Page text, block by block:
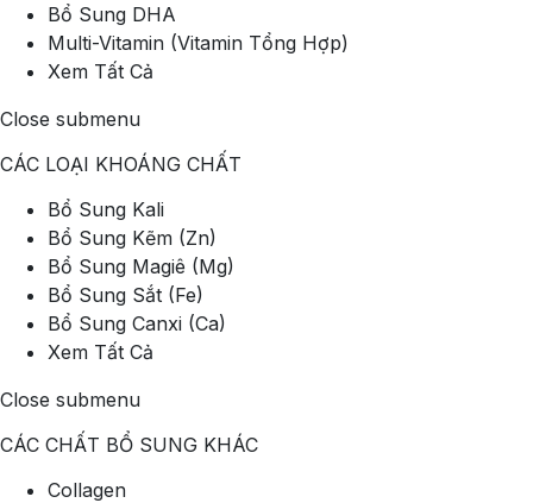
Bổ Sung DHA
Multi-Vitamin (Vitamin Tổng Hợp)
Xem Tất Cả
Close submenu
CÁC LOẠI KHOÁNG CHẤT
Bổ Sung Kali
Bổ Sung Kẽm (Zn)
Bổ Sung Magiê (Mg)
Bổ Sung Sắt (Fe)
Bổ Sung Canxi (Ca)
Xem Tất Cả
Close submenu
CÁC CHẤT BỔ SUNG KHÁC
Collagen